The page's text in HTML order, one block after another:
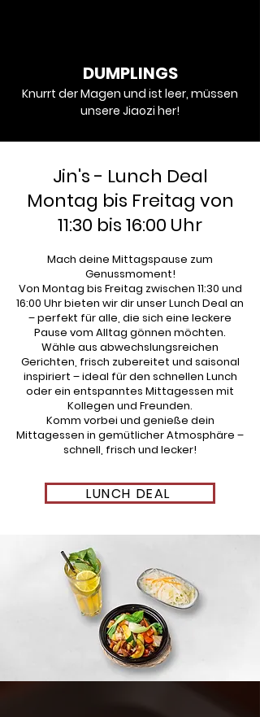
DUMPLINGS
Knurrt der Magen und ist leer, müssen
unsere Jiaozi her!
Jin's - Lunch Deal
Montag bis Freitag von
11:30 bis 16:00 Uhr
Mach deine Mittagspause zum
Genussmoment!
Von Montag bis Freitag zwischen 11:30 und
16:00 Uhr bieten wir dir unser Lunch Deal an
– perfekt für alle, die sich eine leckere
Pause vom Alltag gönnen möchten.
Wähle aus abwechslungsreichen
Gerichten, frisch zubereitet und saisonal
inspiriert – ideal für den schnellen Lunch
oder ein entspanntes Mittagessen mit
Kollegen und Freunden.
Komm vorbei und genieße dein
Mittagessen in gemütlicher Atmosphäre –
schnell, frisch und lecker!
LUNCH DEAL